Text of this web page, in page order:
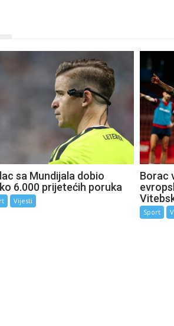
sa Mundijala dobio
6.000 prijetećih poruka
Vijesti
Borac
Sport